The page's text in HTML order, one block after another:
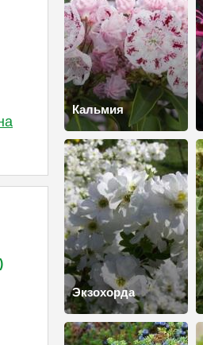
Кальмия
Экзохорда